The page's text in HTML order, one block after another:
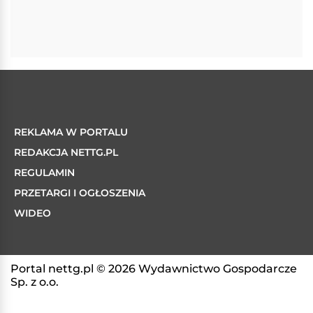
REKLAMA W PORTALU
REDAKCJA NETTG.PL
REGULAMIN
PRZETARGI I OGŁOSZENIA
WIDEO
Portal nettg.pl © 2026 Wydawnictwo Gospodarcze
Sp. z o.o.